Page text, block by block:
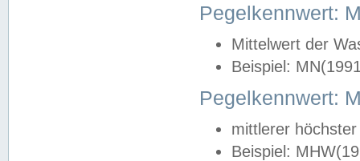
Pegelkennwert:
Mittelwert der
Beispiel:
Pegelkennwert:
mittlerer
Beispiel: